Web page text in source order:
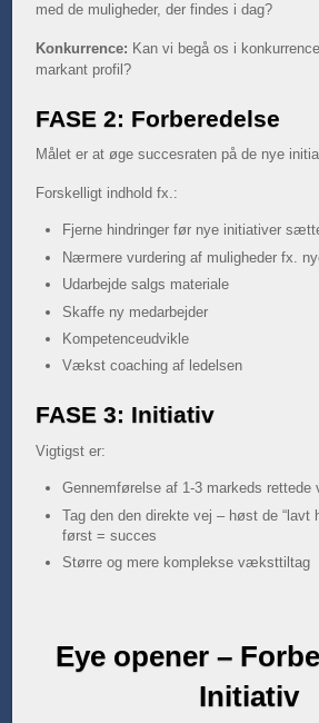
med de muligheder, der findes i dag?
Konkurrence: Kan vi begå os i
markant profil?
FASE 2: Forberedelse
Målet er at øge succesraten på de nye
Forskelligt indhold fx.:
Fjerne hindringer før nye initiativer
Nærmere vurdering af muligheder fx.
Udarbejde salgs materiale
Skaffe ny medarbejder
Kompetenceudvikle
Vækst coaching af ledelsen
FASE 3: Initiativ
Vigtigst er:
Gennemførelse af 1-3 markeds
Tag den den direkte vej – høst de “lavt
først = succes
Større og mere komplekse væksttiltag
Eye opener –
Initiativ